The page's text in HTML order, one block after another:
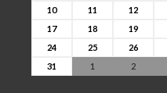
10
11 12
17
18 19
24
25 26
31
1 2